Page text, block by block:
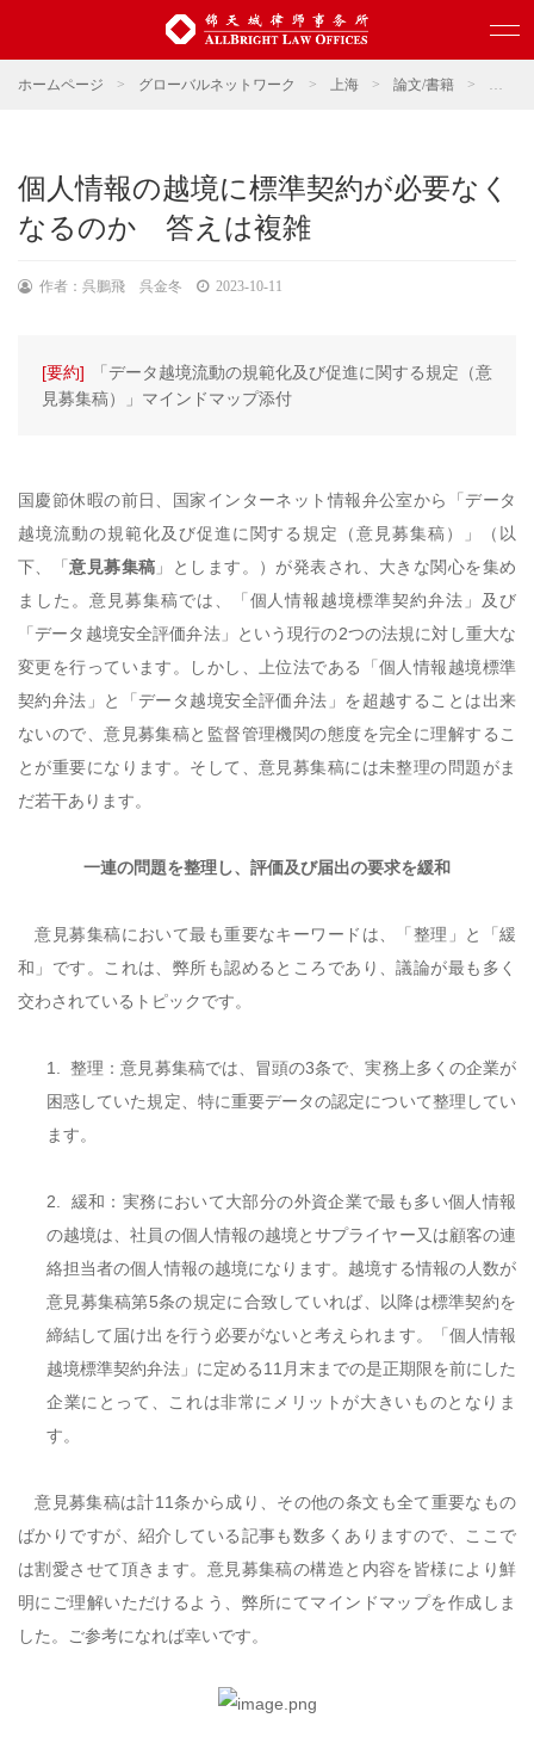
ホームページ > グローバルネットワーク > 上海 > 論文/書籍 > 論文
個人情報の越境に標準契約が必要なく
なるのか 答えは複雑
作者：呉鵬飛 呉金冬 2023-10-11
[要約]
「データ越境流動の規範化及び促進に関する規定（意
見募集稿）」マインドマップ添付
国慶節休暇の前日、国家インターネット情報弁公室から「データ
越境流動の規範化及び促進に関する規定（意見募集稿）」（以
下、「意見募集稿 」とします。）が発表され、大きな関心を集め
ました。意見募集稿では、「個人情報越境標準契約弁法」及び
「データ越境安全評価弁法」という現行の2つの法規に対し重大な
変更を行っています。しかし、上位法である「個人情報越境標準
契約弁法」と「データ越境安全評価弁法」を超越することは出来
ないので、意見募集稿と監督管理機関の態度を完全に理解するこ
とが重要になります。そして、意見募集稿には未整理の問題がま
だ若干あります。
一連の問題を整理し、評価及び届出の要求を緩和
意見募集稿において最も重要なキーワードは、「整理」と「緩
和」です。これは、弊所も認めるところであり、議論が最も多く
交わされているトピックです。
1. 整理：意見募集稿では、冒頭の3条で、実務上多くの企業が
困惑していた規定、特に重要データの認定について整理してい
ます。
2.
緩和：実務において大部分の外資企業で最も多い個人情報
の越境は、社員の個人情報の越境とサプライヤー又は顧客の連
絡担当者の個人情報の越境になります。越境する情報の人数が
意見募集稿第5条の規定に合致していれば、以降は標準契約を
締結して届け出を行う必要がないと考えられます。「個人情報
越境標準契約弁法」に定める11 月末までの是正期限を前にした
企業にとって、これは非常にメリットが大きいものとなりま
す。
意見募集稿は計11条から成り、その他の条文も全て重要なもの
ばかりですが、紹介している記事も数多くありますので、ここで
は割愛させて頂きます。意見募集稿の構造と内容を皆様により鮮
明にご理解いただけるよう、弊所にてマインドマップを作成しま
した。ご参考になれば幸いです。